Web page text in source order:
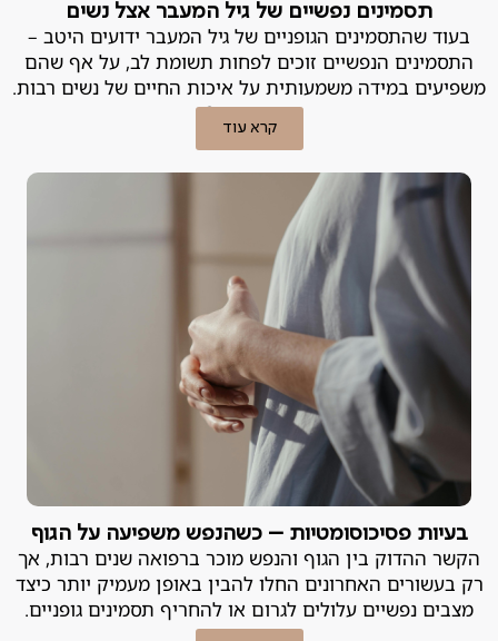
תסמינים נפשיים של גיל המעבר אצל נשים
בעוד שהתסמינים הגופניים של גיל המעבר ידועים היטב –
התסמינים הנפשיים זוכים לפחות תשומת לב, על אף שהם
משפיעים במידה משמעותית על איכות החיים של נשים רבות.
מה עושים?
קרא עוד
בעיות פסיכוסומטיות – כשהנפש משפיעה על הגוף
הקשר ההדוק בין הגוף והנפש מוכר ברפואה שנים רבות, אך
רק בעשורים האחרונים החלו להבין באופן מעמיק יותר כיצד
מצבים נפשיים עלולים לגרום או להחריף תסמינים גופניים.